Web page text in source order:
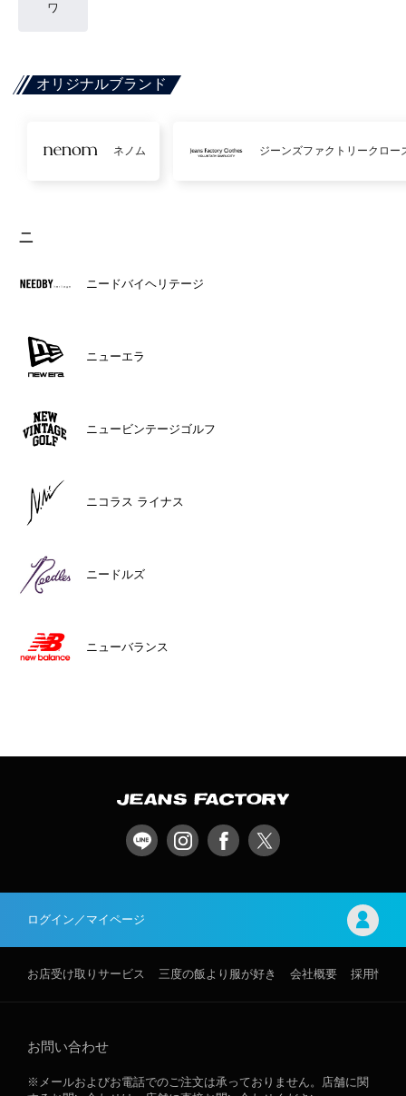
ワ
オリジナルブランド
ネノム ジーンズファクトリークロー
ニ
ニードバイヘリテージ
ニューエラ
ニュービンテージゴルフ
ニコラス ライナス
ニードルズ
ニューバランス
ログイン／マイページ
お店受け取りサービス 三度の飯より服が好き 会社概要 採用情報
お問い合わせ
※メールおよびお電話でのご注文は承っておりません。店舗に関